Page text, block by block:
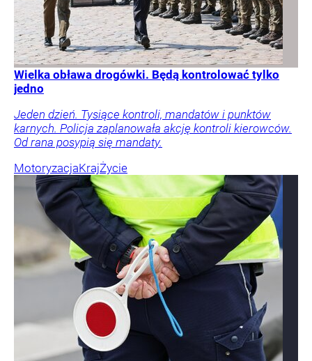
Wielka obława drogówki. Będą kontrolować tylko
jedno
Jeden dzień. Tysiące kontroli, mandatów i punktów
karnych. Policja zaplanowała akcję kontroli kierowców.
Od rana posypią się mandaty.
MotoryzacjaKrajŻycie